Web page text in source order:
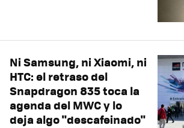
Ni Samsung, ni Xiaomi, ni
HTC: el retraso del
Snapdragon 835 toca la
agenda del MWC y lo
deja algo "descafeinado"